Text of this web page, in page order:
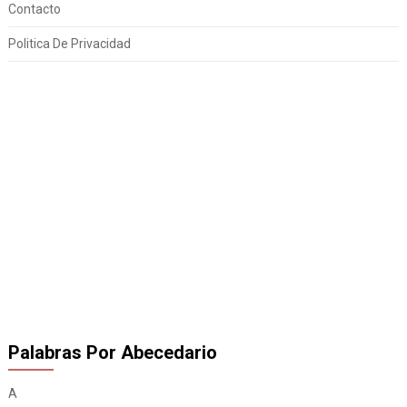
Contacto
Politica De Privacidad
Palabras Por Abecedario
A